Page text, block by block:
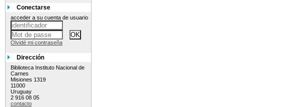
Conectarse
acceder a su cuenta de usuario
Olvidé mi contraseña
Dirección
Biblioteca Instituto Nacional de
Carnes
Misiones 1319
11000
Uruguay
2 916 08 05
contacto